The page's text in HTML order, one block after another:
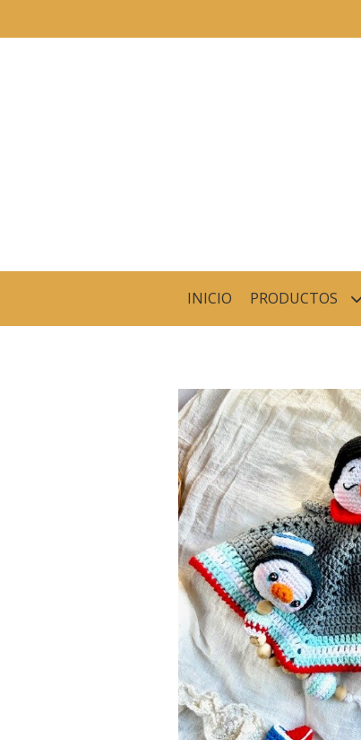
INICIO PRODUCTOS